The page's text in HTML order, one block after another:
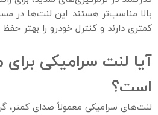
بالا مناسب‌تر هستند. این لنت‌ها در
کمتری دارند و کنترل خودرو را بهتر
آیا لنت سرامیکی
است؟
لنت‌های سرامیکی معمولاً صدای کمتر،